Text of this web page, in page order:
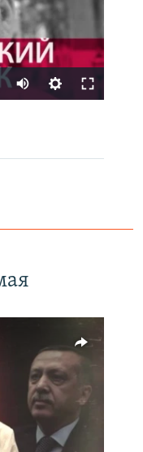
available
available